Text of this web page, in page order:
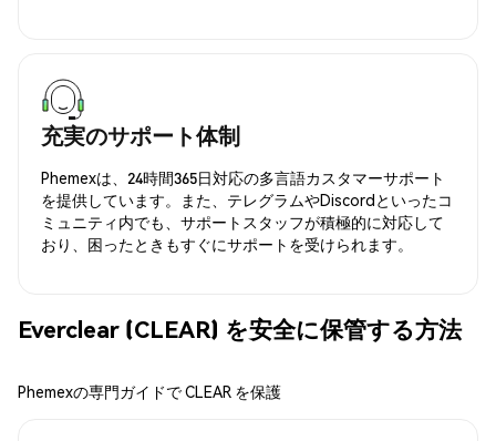
充実のサポート体制
Phemexは、24時間365日対応の多言語カスタマーサポート
を提供しています。また、テレグラムやDiscordといったコ
ミュニティ内でも、サポートスタッフが積極的に対応して
おり、困ったときもすぐにサポートを受けられます。
Everclear (CLEAR) を安全に保管する方法
Phemexの専門ガイドで CLEAR を保護